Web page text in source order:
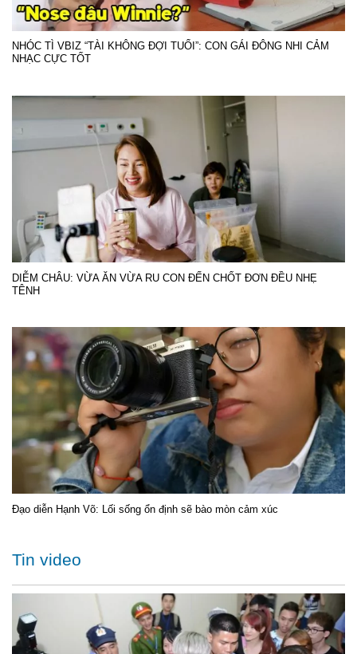
NHÓC TÌ VBIZ “TÀI KHÔNG ĐỢI TUỔI”: CON GÁI ĐÔNG NHI CẢM
NHẠC CỰC TỐT
DIỄM CHÂU: VỪA ĂN VỪA RU CON ĐẾN CHỐT ĐƠN ĐỀU NHẸ
TÊNH
Đạo diễn Hạnh Võ: Lối sống ổn định sẽ bào mòn cảm xúc
Tin video